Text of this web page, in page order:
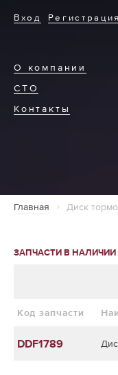
О компании
СТО
Контакты
Вход
Главная Диск
ЗАПЧАСТИ В НАЛИЧИИ
Код запчасти
DDF1789